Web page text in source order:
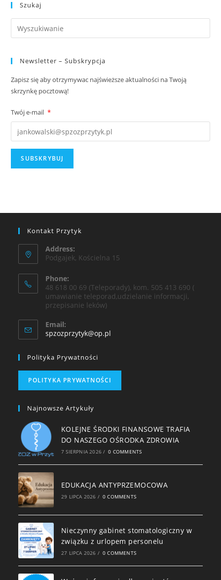
Szukaj
Newsletter – Subskrypcja
Zapisz się aby otrzymywac najświeższe aktualności na Twoją
skrzynkę pocztową!
Twój e-mail *
Kontakt Przytyk
Address:
Podgajek, Kościelna 15
Phone:
48 618 00 69 (Teleporady), kom. 505 413 690 (
umawianie teleporad,udzielanie informacji,
przepisanie leków)
Email:
spzozprzytyk@op.pl
Polityka Prywatności
POLITYKA PRYWATNOŚCI
Najnowsze Artykuły
KOLEJNE ŚRODKI FINANSOWE TRAFIA
DO NASZEGO OŚRODKA ZDROWIA
7 SIERPNIA 2026 / 0 COMMENTS
EDUKACJA ANTYPRZEMOCOWA
29 LIPCA 2026 / 0 COMMENTS
Nieczynny gabinet stomatologiczny w
związku z urlopem personelu
27 LIPCA 2026 / 0 COMMENTS